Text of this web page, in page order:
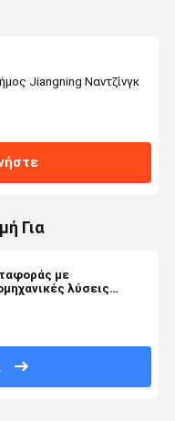
Jiangning Ναντζίνγκ
Για
με
λύσεις